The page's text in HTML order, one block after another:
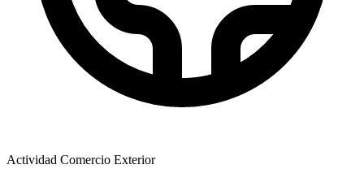
Actividad Comercio Exterior